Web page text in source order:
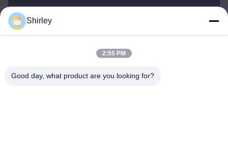
0086-18148506772
Shirley
2:55 PM
Good day, what product are you looking for?